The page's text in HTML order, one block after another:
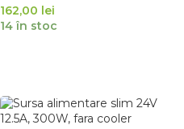
162,00 lei
14 în stoc